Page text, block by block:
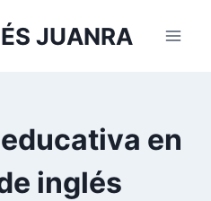
JUANRA
en
inglés